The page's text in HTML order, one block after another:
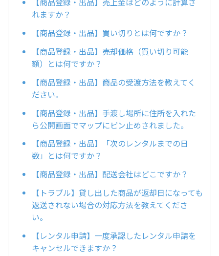
れますか？
【商品登録・出品】買い切りとは何ですか？
【商品登録・出品】売却価格（買い切り可能
額）とは何ですか？
【商品登録・出品】商品の受渡方法を教えてく
ださい。
【商品登録・出品】手渡し場所に住所を入れた
ら公開画面でマップにピン止めされました。
【商品登録・出品】「次のレンタルまでの日
数」とは何ですか？
【商品登録・出品】配送会社はどこですか？
【トラブル】貸し出した商品が返却日になっても
返送されない場合の対応方法を教えてくださ
い。
【レンタル申請】一度承認したレンタル申請を
キャンセルできますか？